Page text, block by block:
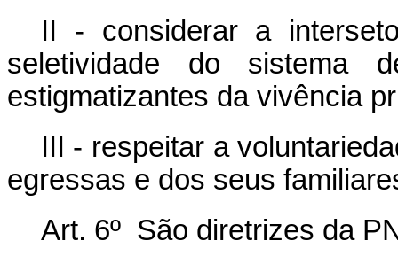
II - considerar a
seletividade do sistema
estigmatizantes da vivência
III - respeitar a
egressas e dos seus
Art. 6º São diretrizes da